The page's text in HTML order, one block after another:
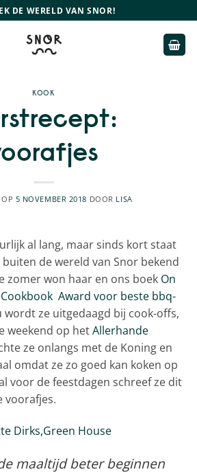
DE WERELD VAN SNOR!
KOOK
5 NOVEMBER 2018 DOOR LISA
al lang, maar sinds kort staat
buiten de wereld van Snor bekend
zomer won haar en ons boek On
Award voor beste bbq-
wordt ze uitgedaagd bij cook-offs,
weekend op hetAllerhande
ze onlangs met de Koning en
omdat ze zo goed kan koken op
voor de feestdagen schreef ze dit
voorafjes.
Dirks,Green House
maaltijd beter beginnen